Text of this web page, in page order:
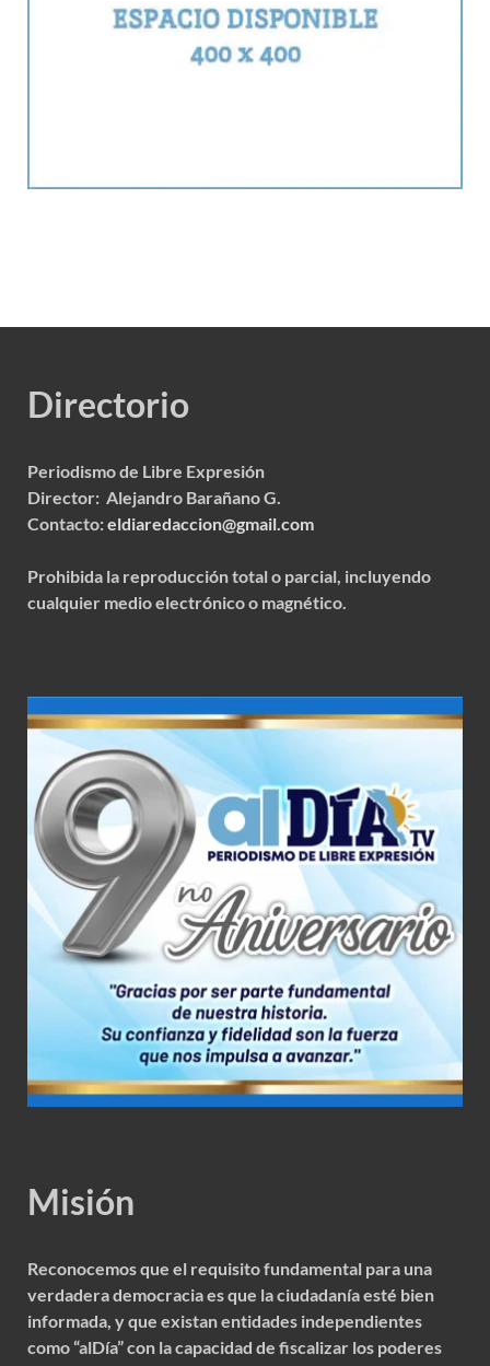
Directorio
Periodismo de Libre Expresión
Director: Alejandro Barañano G.
Contacto:eldiaredaccion@gmail.com
Prohibida la reproducción total o parcial, incluyendo
cualquier medio electrónico o magnético.
Misión
Reconocemos que el requisito fundamental para una
verdadera democracia es que la ciudadanía esté bien
informada, y que existan entidades independientes
como “alDía” con la capacidad de fiscalizar los poderes